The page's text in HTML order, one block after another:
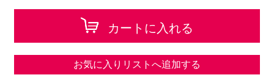
カートに入れる
お気に入りリストへ追加する